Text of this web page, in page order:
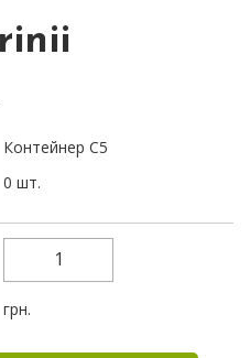
Контейнер С5
0 шт.
грн.